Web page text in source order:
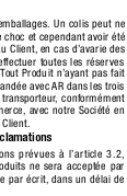
Un colis peut ne
et cependant avoir été
Client, en cas d’avarie des
toutes les réserves
Tout Produit n’ayant pas fait
avec AR dans les trois
, conformément
avec notre Société en
prévues à l’article 3.2,
ne sera acceptée par
par écrit, dans un délai de